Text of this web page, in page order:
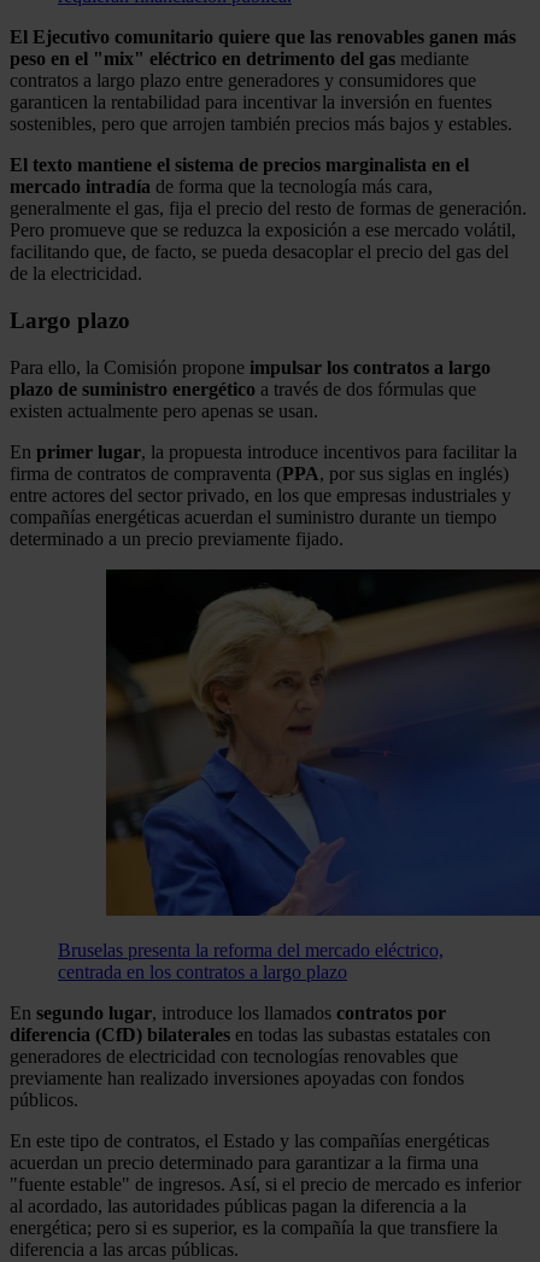
El Ejecutivo comunitario quiere que las renovables ganen más
peso en el "mix" eléctrico en detrimento del gas mediante
contratos a largo plazo entre generadores y consumidores que
garanticen la rentabilidad para incentivar la inversión en fuentes
sostenibles, pero que arrojen también precios más bajos y estables.
El texto mantiene el sistema de precios marginalista en el
mercado intradía de forma que la tecnología más cara,
generalmente el gas, fija el precio del resto de formas de generación.
Pero promueve que se reduzca la exposición a ese mercado volátil,
facilitando que, de facto, se pueda desacoplar el precio del gas del
de la electricidad.
Largo plazo
Para ello, la Comisión propone impulsar los contratos a largo
plazo de suministro energético a través de dos fórmulas que
existen actualmente pero apenas se usan.
En primer lugar, la propuesta introduce incentivos para facilitar la
firma de contratos de compraventa (PPA, por sus siglas en inglés)
entre actores del sector privado, en los que empresas industriales y
compañías energéticas acuerdan el suministro durante un tiempo
determinado a un precio previamente fijado.
Bruselas presenta la reforma del mercado eléctrico,
centrada en los contratos a largo plazo
En segundo lugar, introduce los llamados contratos por
diferencia (CfD) bilaterales en todas las subastas estatales con
generadores de electricidad con tecnologías renovables que
previamente han realizado inversiones apoyadas con fondos
públicos.
En este tipo de contratos, el Estado y las compañías energéticas
acuerdan un precio determinado para garantizar a la firma una
"fuente estable" de ingresos. Así, si el precio de mercado es inferior
al acordado, las autoridades públicas pagan la diferencia a la
energética; pero si es superior, es la compañía la que transfiere la
diferencia a las arcas públicas.